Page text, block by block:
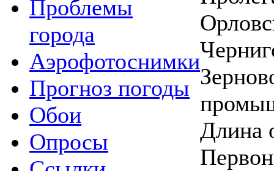
Проблемы
города
Аэрофотоснимки
Прогноз погоды
Обои
Опросы
Длина